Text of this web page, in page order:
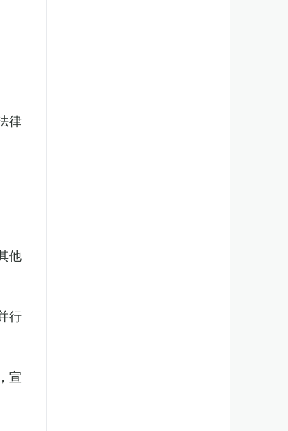
律
他
行
宣